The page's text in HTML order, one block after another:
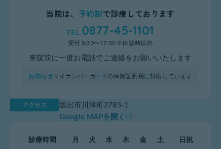
当院は、 予約制で診療しております
0877-45-1101
受付 8:30〜17:30 ※休診時以外
来院前に一度お電話でご連絡をお願いいたします
お知らせマイナンバーカードの保険証利用に対応しています
アクセス
坂出市川津町2785-1
Google MAPを開く
診療時間 月 火 水 木 金 土 日祝